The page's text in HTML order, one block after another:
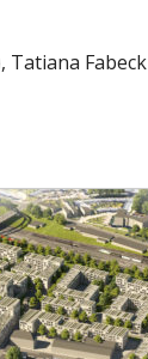
Tatiana Fabeck